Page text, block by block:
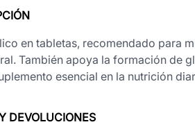
en tabletas, recomendado para
También apoya la formación de
esencial en la nutrición
DEVOLUCIONES